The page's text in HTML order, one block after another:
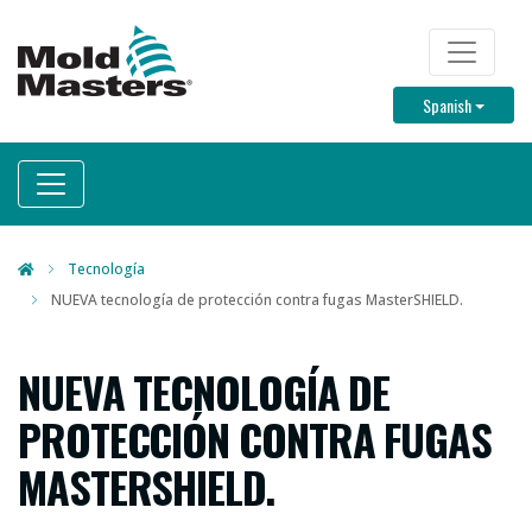
TOP
SpanishToggle
Tecnología
NUEVA tecnología de protección contra fugas MasterSHIELD.
NUEVA TECNOLOGÍA DE
PROTECCIÓN CONTRA FUGAS
MASTERSHIELD.